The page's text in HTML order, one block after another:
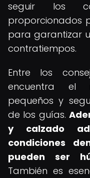
seguir los
proporcionados
para garantizar
contratiempos.
Entre los
encuentra el
pequeños y
de los guías.
y calzado
condiciones
pueden ser
También es